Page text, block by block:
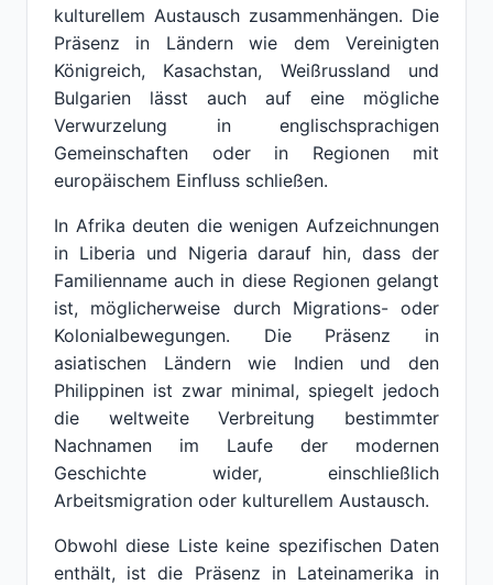
kulturellem Austausch zusammenhängen. Die
Präsenz in Ländern wie dem Vereinigten
Königreich, Kasachstan, Weißrussland und
Bulgarien lässt auch auf eine mögliche
Verwurzelung in englischsprachigen
Gemeinschaften oder in Regionen mit
europäischem Einfluss schließen.
In Afrika deuten die wenigen Aufzeichnungen
in Liberia und Nigeria darauf hin, dass der
Familienname auch in diese Regionen gelangt
ist, möglicherweise durch Migrations- oder
Kolonialbewegungen. Die Präsenz in
asiatischen Ländern wie Indien und den
Philippinen ist zwar minimal, spiegelt jedoch
die weltweite Verbreitung bestimmter
Nachnamen im Laufe der modernen
Geschichte wider, einschließlich
Arbeitsmigration oder kulturellem Austausch.
Obwohl diese Liste keine spezifischen Daten
enthält, ist die Präsenz in Lateinamerika in